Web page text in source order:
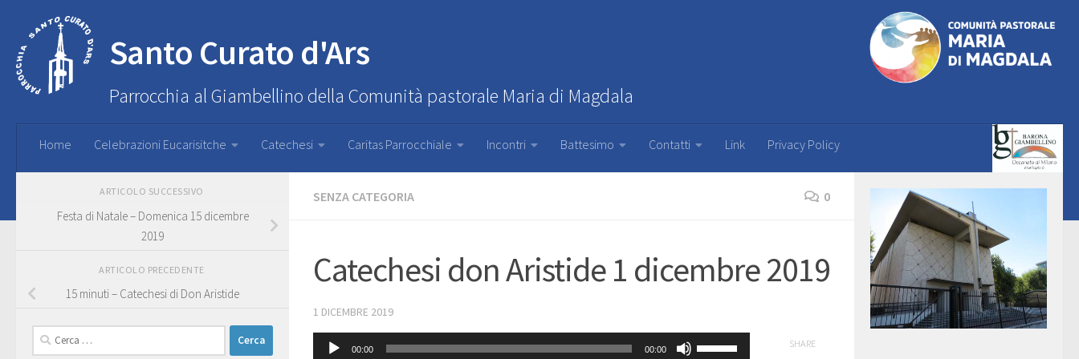
Santo Curato d'Ars
Parrocchia al Giambellino della Comunità pastorale Maria di Magdala
Home Celebrazioni Eucarisitche Catechesi Caritas Parrocchiale Incontri Battesimo Contatti Link Privacy Policy
SENZA CATEGORIA 0
Catechesi don Aristide 1 dicembre 2019
1 DICEMBRE 2019
Audio
00:00 00:00
Usa
SHARE
ARTICOLO SUCCESSIVO
Festa di Natale – Domenica 15 dicembre
2019
ARTICOLO PRECEDENTE
15 minuti – Catechesi di Don Aristide
Ricerca
per: